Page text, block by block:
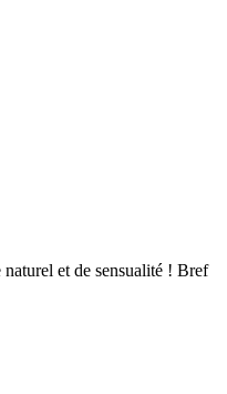
et de sensualité ! Bref